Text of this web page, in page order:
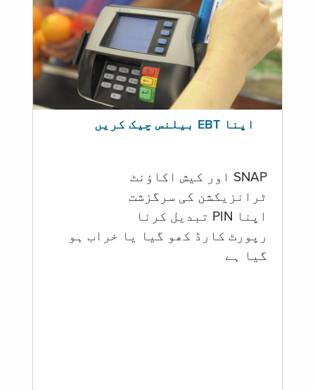
اپنا EBT بیلنس چیک کریں
SNAP اور کیش اکاؤنٹ
ٹرانزیکشن کی سرگزشت
اپنا PIN تبدیل کرنا
رپورٹ کارڈ کھو گیا یا خراب ہو
گيا ہے